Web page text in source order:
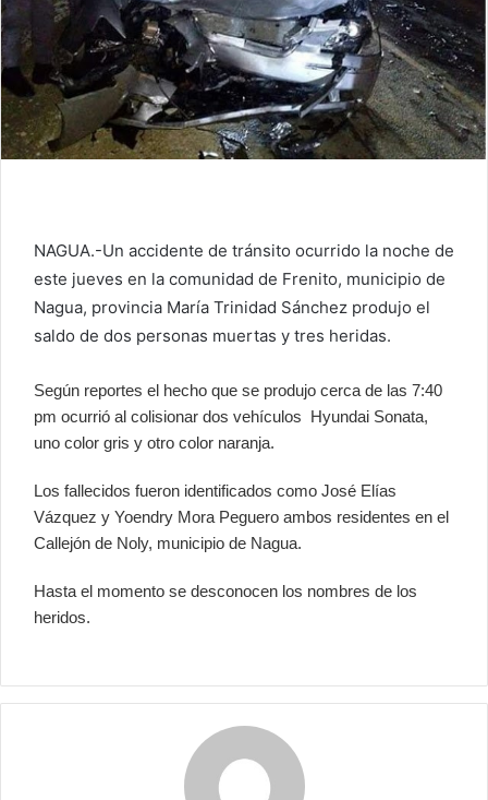
NAGUA.-Un accidente de tránsito ocurrido la noche de
este jueves en la comunidad de Frenito, municipio de
Nagua, provincia María Trinidad Sánchez produjo el
saldo de dos personas muertas y tres heridas.
Según reportes el hecho que se produjo cerca de las 7:40
pm ocurrió al colisionar dos vehículos Hyundai Sonata,
uno color gris y otro color naranja.
Los fallecidos fueron identificados como José Elías
Vázquez y Yoendry Mora Peguero ambos residentes en el
Callejón de Noly, municipio de Nagua.
Hasta el momento se desconocen los nombres de los
heridos.